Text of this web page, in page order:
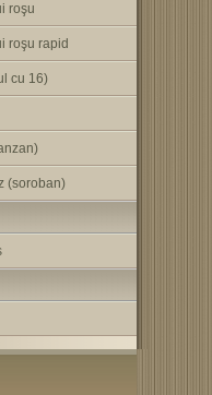
roşu
roşu rapid
cu 16)
(soroban)